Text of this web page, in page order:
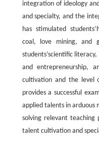
integration of ideology
and specialty, and the
has stimulated
coal, love mining, and
students’scientific
and entrepreneurship,
cultivation and the level
provides a successful
applied talents in arduous
solving relevant
talent cultivation and